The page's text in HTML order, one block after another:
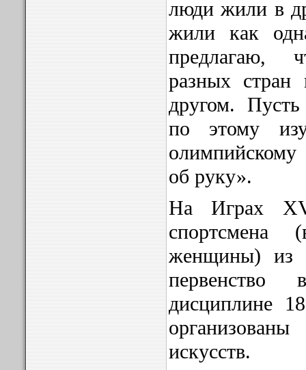
люди жили в
жили как
предлагаю,
разных стран
другом.
по этому
олимпийскому
об руку».
На Играх
женщины) из
дисциплине
искусств.